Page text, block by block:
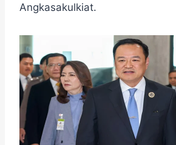
Angkasakulkiat.